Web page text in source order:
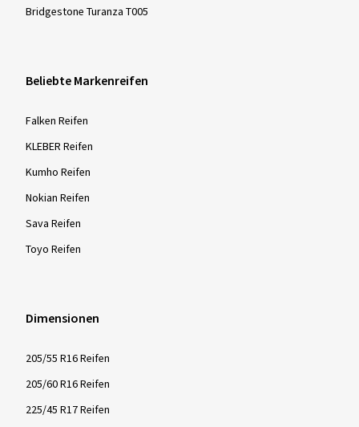
Bridgestone Turanza T005
Beliebte Markenreifen
Falken Reifen
KLEBER Reifen
Kumho Reifen
Nokian Reifen
Sava Reifen
Toyo Reifen
Dimensionen
205/55 R16 Reifen
205/60 R16 Reifen
225/45 R17 Reifen